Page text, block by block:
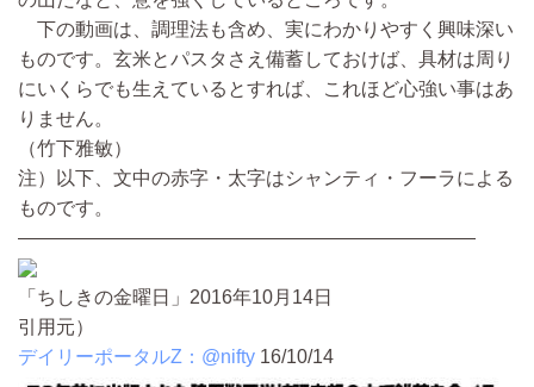
下の動画は、調理法も含め、実にわかりやすく興味深い
ものです。玄米とパスタさえ備蓄しておけば、具材は周り
にいくらでも生えているとすれば、これほど心強い事はあ
りません。
（竹下雅敏）
注）以下、文中の赤字・太字はシャンティ・フーラによる
ものです。
————————————————————————
「ちしきの金曜日」2016年10月14日
引用元）
デイリーポータルZ：@nifty 16/10/14